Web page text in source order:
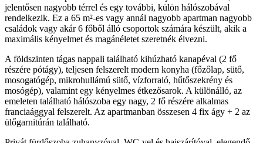
jelentősen nagyobb térrel és egy további, külön hálószobával
rendelkezik. Ez a 65 m²-es vagy annál nagyobb apartman nagyobb
családok vagy akár 6 főből álló csoportok számára készült, akik a
maximális kényelmet és magánéletet szeretnék élvezni.
A földszinten tágas nappali található kihúzható kanapéval (2 fő
részére pótágy), teljesen felszerelt modern konyha (főzőlap, sütő,
mosogatógép, mikrohullámú sütő, vízforraló, hűtőszekrény és
mosógép), valamint egy kényelmes étkezősarok. A különálló, az
emeleten található hálószoba egy nagy, 2 fő részére alkalmas
franciaággyal felszerelt. Az apartmanban összesen 4 fix ágy + 2 az
ülőgarnitúrán található.